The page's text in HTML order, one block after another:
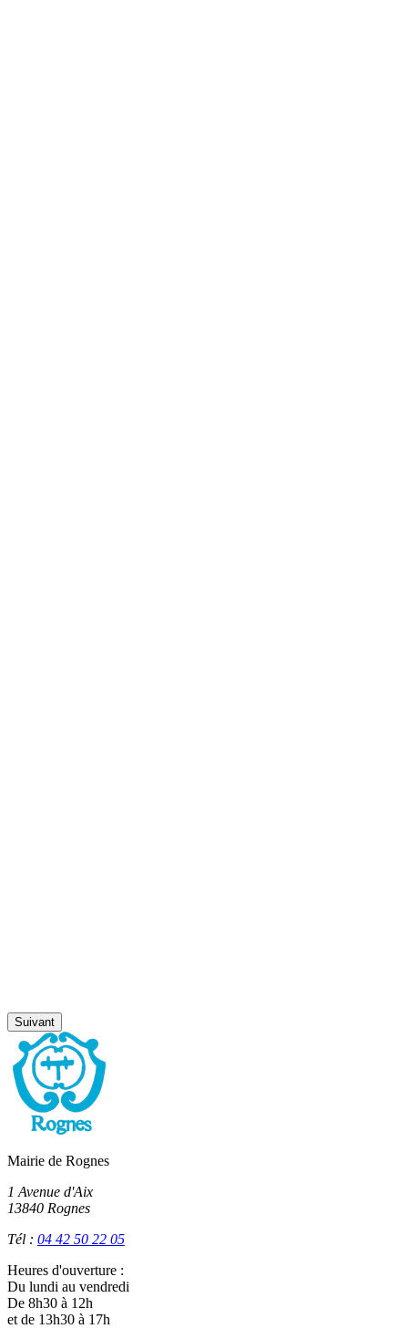
Suivant
Mairie de Rognes
1 Avenue d'Aix
13840 Rognes
Tél : 04 42 50 22 05
Heures d'ouverture :
Du lundi au vendredi
De 8h30 à 12h
et de 13h30 à 17h